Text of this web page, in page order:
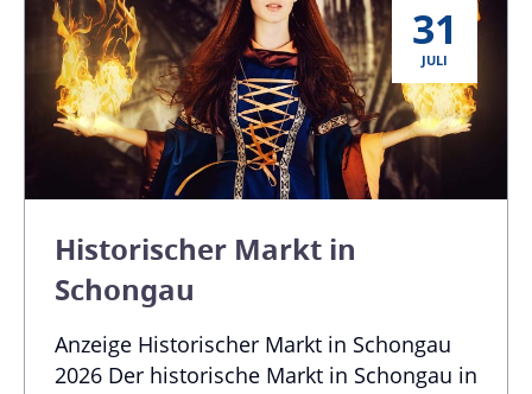
31
JULI
Historischer Markt in
Schongau
Anzeige Historischer Markt in Schongau
2026 Der historische Markt in Schongau in